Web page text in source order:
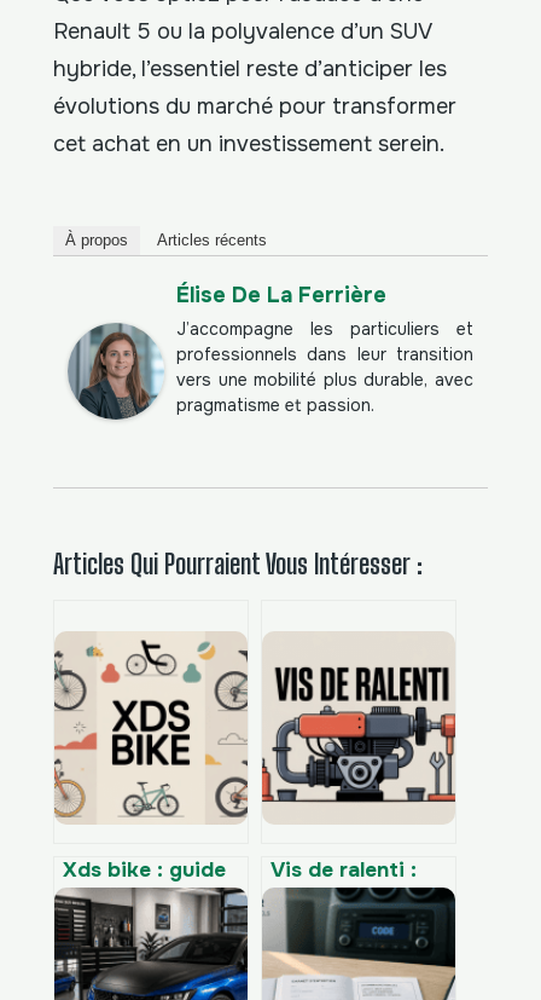
Renault 5 ou la polyvalence d’un SUV
hybride, l’essentiel reste d’anticiper les
évolutions du marché pour transformer
cet achat en un investissement serein.
À propos Articles récents
Élise De La Ferrière
J’accompagne les particuliers et
professionnels dans leur transition
vers une mobilité plus durable, avec
pragmatisme et passion.
Articles Qui Pourraient Vous Intéresser :
Xds bike : guide
complet pour
bien choisir et
entretenir votre
vélo
Vis de ralenti :
réglage,
symptômes et
conseils
pratiques